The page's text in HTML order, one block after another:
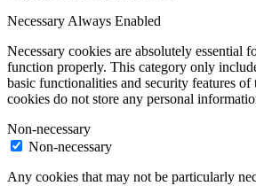
Necessary Always Enabled
Necessary cookies are absolutely essential
function properly. This category only
basic functionalities and security features of
cookies do not store any personal
Non-necessary
Non-necessary
Any cookies that may not be particularly